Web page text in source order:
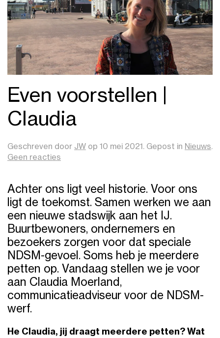
Even voorstellen |
Claudia
Geschreven door JW op 10 mei 2021 . Gepost in Nieuws.
Geen reacties
|
Claudia
Achter ons ligt veel historie. Voor ons
ligt de toekomst. Samen werken we aan
een nieuwe stadswijk aan het IJ.
Buurtbewoners, ondernemers en
bezoekers zorgen voor dat speciale
NDSM-gevoel. Soms heb je meerdere
petten op. Vandaag stellen we je voor
aan Claudia Moerland,
communicatieadviseur voor de NDSM-
werf.
He Claudia, jij draagt meerdere petten? Wat